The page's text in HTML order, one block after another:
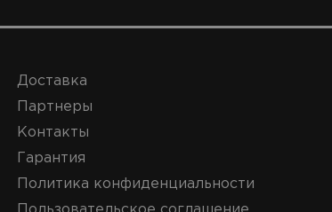
Доставка
Партнеры
Контакты
Гарантия
Политика конфиденциальности